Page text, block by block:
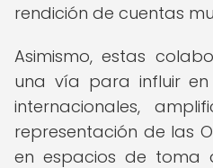
rendición de cuentas
Asimismo, estas
una vía para influir
internacionales,
representación de las
en espacios de toma